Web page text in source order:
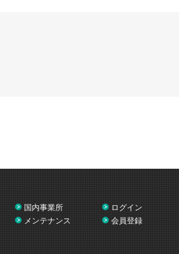
国内事業所
メンテナンス
ログイン
会員登録